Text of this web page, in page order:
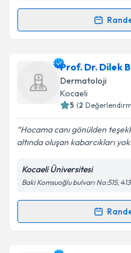
kapsamda
Randevu Takvimi
Uzm. Dr. Ada Bozkurt
oluşturun. Size bu
takvim
Kişisel verilerimin
Metni'ni okudum
kapsamda
Prof. Dr. Dilek
Dermatoloji
Kocaeli
5 (2
Hocama canı gönülden
altında oluşan kabarcıkları
Kocaeli Üniversitesi
Baki Komsuoğlu bulvarı No:515,
Randevu Takvimi